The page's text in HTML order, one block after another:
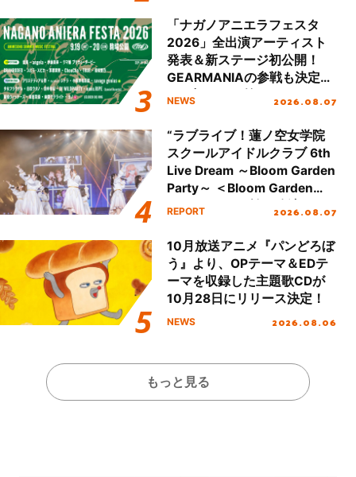
「ナガノアニエラフェスタ
2026」全出演アーティスト
発表＆新ステージ初公開！
GEARMANIAの参戦も決定
し、初となる第3ステージの
NEWS 2026.08.07
“ラブライブ！蓮ノ空女学院
スクールアイドルクラブ 6th
Live Dream ～Bloom Garden
Party～ ＜Bloom Garden
Party Stage／埼玉公演＞”
REPORT 2026.08.07
10月放送アニメ『パンどろぼ
う』より、OPテーマ＆EDテ
ーマを収録した主題歌CDが
10月28日にリリース決定！
NEWS 2026.08.06
もっと見る